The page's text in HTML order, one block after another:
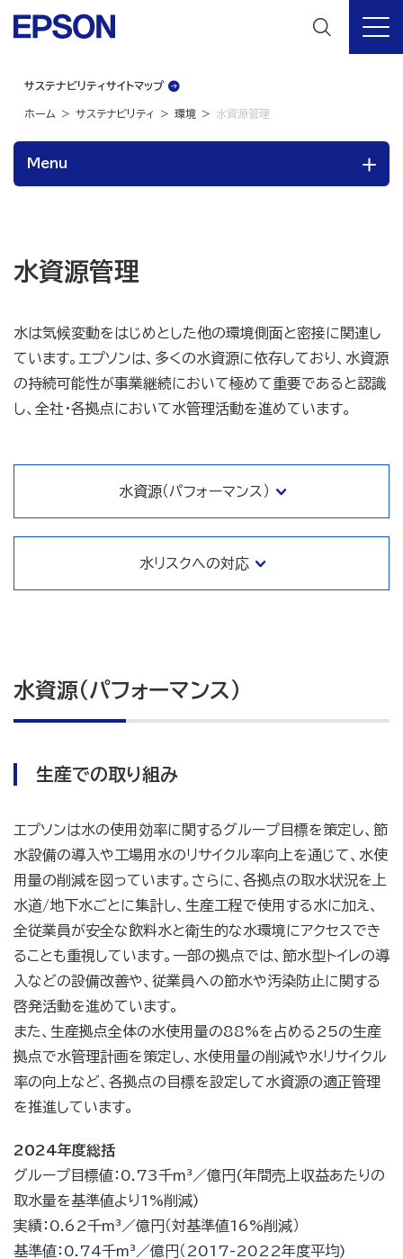
サステナビリティサイトマップ
ホーム サステナビリティ 環境 水資源管理
Menu
水資源管理
水は気候変動をはじめとした他の環境側面と密接に関連し
ています。エプソンは、多くの水資源に依存しており、水資源
の持続可能性が事業継続において極めて重要であると認識
し、全社・各拠点において水管理活動を進めています。
水資源（パフォーマンス）
水リスクへの対応
水資源（パフォーマンス）
生産での取り組み
エプソンは水の使用効率に関するグループ目標を策定し、節
水設備の導入や工場用水のリサイクル率向上を通じて、水使
用量の削減を図っています。さらに、各拠点の取水状況を上
水道/地下水ごとに集計し、生産工程で使用する水に加え、
全従業員が安全な飲料水と衛生的な水環境にアクセスでき
ることも重視しています。一部の拠点では、節水型トイレの導
入などの設備改善や、従業員への節水や汚染防止に関する
啓発活動を進めています。
また、生産拠点全体の水使用量の88%を占める25の生産
拠点で水管理計画を策定し、水使用量の削減や水リサイクル
率の向上など、各拠点の目標を設定して水資源の適正管理
を推進しています。
2024年度総括
グループ目標値：0.73千m³／億円(年間売上収益あたりの
取水量を基準値より1%削減)
実績：0.62千m³／億円（対基準値16%削減）
基準値：0.74千m³／億円（2017-2022年度平均)